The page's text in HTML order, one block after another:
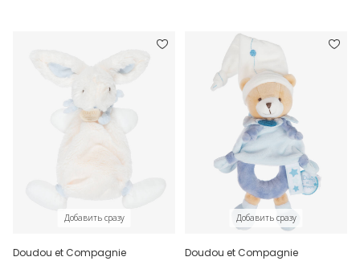
Добавить сразу
Doudou et Compagnie
Добавить сразу
Doudou et Compagnie